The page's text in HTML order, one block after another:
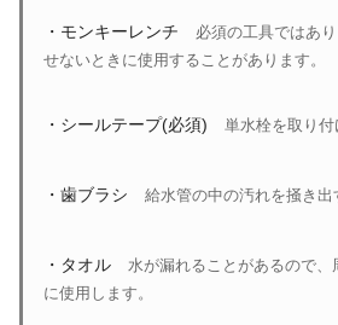
・モンキーレンチ 必須の工具ではあ
せないときに使用することがあります。
・シールテープ(必須) 単水栓を取り付
・歯ブラシ 給水管の中の汚れを掻き出
・タオル 水が漏れることがあるので
に使用します。